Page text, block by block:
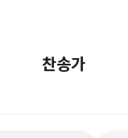
찬송가